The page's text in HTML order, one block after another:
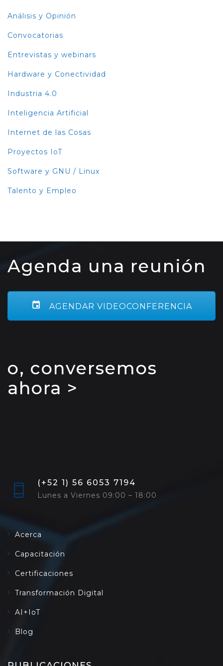
Análisis y Opinión
Convocatorias
Entrevistas y webinars
Hardware y Conectividad
Industria 4.0
Inteligencia Artificial
Internet de las Cosas
Proyectos IoT
Software y GNU / Linux
Talento y Empleo
Agenda una reunión
AGENDAR VIDEOCONFERENCIA
o, conversemos
ahora >
(+52 1) 56 6053 7194
Lunes a Viernes 09:00 – 18:00
Acerca
Capacitación
Certificaciones
Transformación Digital
AI+IoT
Blog